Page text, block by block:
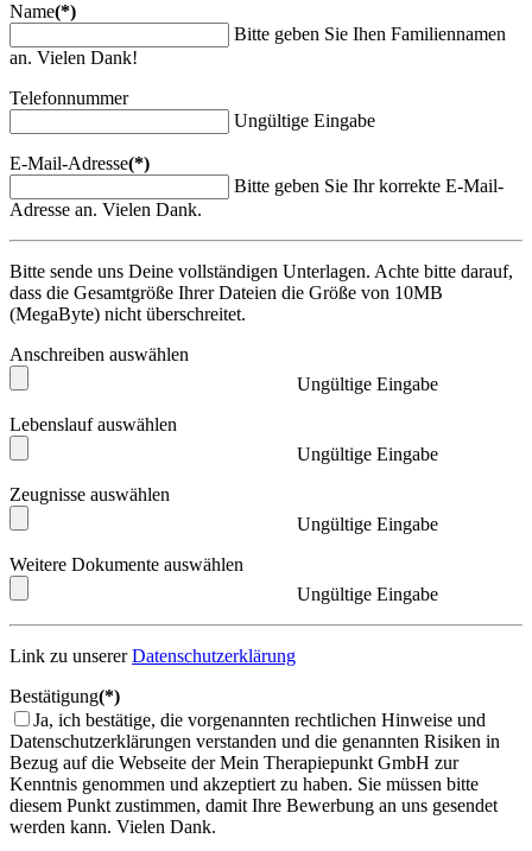
Name(*)
Bitte geben Sie Ihen Familiennamen
an. Vielen Dank!
Telefonnummer
Ungültige Eingabe
E-Mail-Adresse(*)
Bitte geben Sie Ihr korrekte E-Mail-
Adresse an. Vielen Dank.
Bitte sende uns Deine vollständigen Unterlagen. Achte bitte darauf,
dass die Gesamtgröße Ihrer Dateien die Größe von 10MB
(MegaByte) nicht überschreitet.
Anschreiben auswählen
Ungültige Eingabe
Lebenslauf auswählen
Ungültige Eingabe
Zeugnisse auswählen
Ungültige Eingabe
Weitere Dokumente auswählen
Ungültige Eingabe
Link zu unsererDatenschutzerklärung
Bestätigung(*)
Ja, ich bestätige, die vorgenannten rechtlichen Hinweise und
Datenschutzerklärungen verstanden und die genannten Risiken in
Bezug auf die Webseite der Mein Therapiepunkt GmbH zur
Kenntnis genommen und akzeptiert zu haben. Sie müssen bitte
diesem Punkt zustimmen, damit Ihre Bewerbung an uns gesendet
werden kann. Vielen Dank.